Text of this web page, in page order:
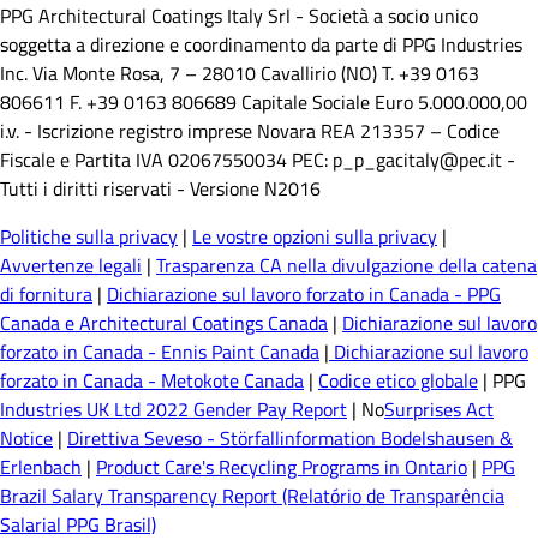
PPG Architectural Coatings Italy Srl - Società a socio unico
soggetta a direzione e coordinamento da parte di PPG Industries
Inc. Via Monte Rosa, 7 – 28010 Cavallirio (NO) T. +39 0163
806611 F. +39 0163 806689 Capitale Sociale Euro 5.000.000,00
i.v. - Iscrizione registro imprese Novara REA 213357 – Codice
Fiscale e Partita IVA 02067550034 PEC: p_p_gacitaly@pec.it -
Tutti i diritti riservati - Versione N2016
Politiche sulla privacy | Le vostre opzioni sulla privacy |
Avvertenze legali | Trasparenza CA nella divulgazione della catena
di fornitura | Dichiarazione sul lavoro forzato in Canada - PPG
Canada e Architectural Coatings Canada | Dichiarazione sul lavoro
forzato in Canada - Ennis Paint Canada | Dichiarazione sul lavoro
forzato in Canada - Metokote Canada | Codice etico globale | PPG
Industries UK Ltd 2022 Gender Pay Report | NoSurprises Act
Notice | Direttiva Seveso - Störfallinformation Bodelshausen &
Erlenbach | Product Care's Recycling Programs in Ontario | PPG
Brazil Salary Transparency Report (Relatório de Transparência
Salarial PPG Brasil)